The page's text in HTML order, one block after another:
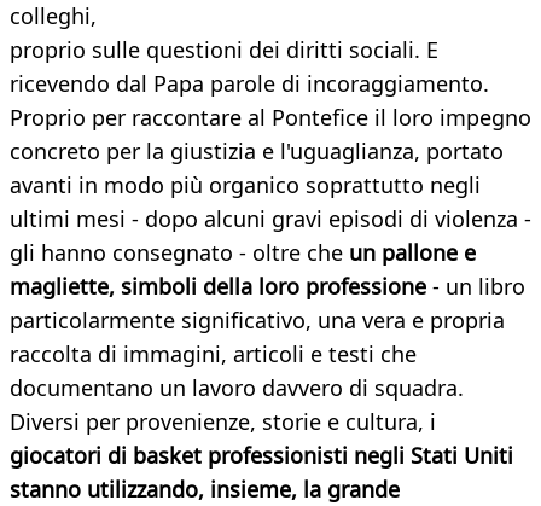
colleghi,
proprio sulle questioni dei diritti sociali. E
ricevendo dal Papa parole di incoraggiamento.
Proprio per raccontare al Pontefice il loro impegno
concreto per la giustizia e l'uguaglianza, portato
avanti in modo più organico soprattutto negli
ultimi mesi - dopo alcuni gravi episodi di violenza -
gli hanno consegnato - oltre che un pallone e
magliette, simboli della loro professione - un libro
particolarmente significativo, una vera e propria
raccolta di immagini, articoli e testi che
documentano un lavoro davvero di squadra.
Diversi per provenienze, storie e cultura, i
giocatori di basket professionisti negli Stati Uniti
stanno utilizzando, insieme, la grande